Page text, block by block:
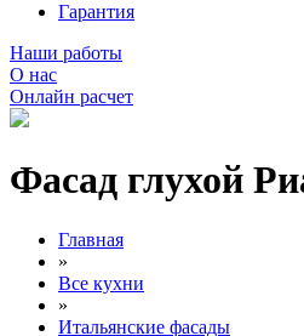
Гарантия
Наши работы
О нас
Онлайн расчет
Фасад глухой
Главная
»
Все кухни
»
Итальянские фасады